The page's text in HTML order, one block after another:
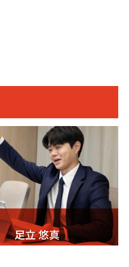
足立 悠真